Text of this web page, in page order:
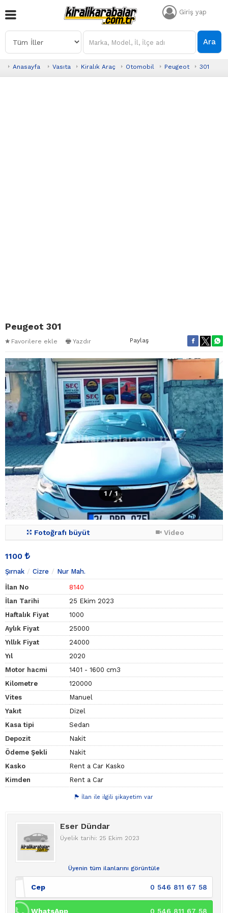
Giriş yap
Ara
Anasayfa Vasıta Kiralık Araç Otomobil Peugeot 301
Peugeot 301
Favorilere ekle Yazdır Paylaş
1 / 1
Fotoğrafı büyüt Video
1100
Şırnak Cizre Nur Mah.
İlan No
8140
İlan Tarihi
25 Ekim 2023
Haftalık Fiyat
1000
Aylık Fiyat
25000
Yıllık Fiyat
24000
Yıl
2020
Motor hacmi
1401 - 1600 cm3
Kilometre
120000
Vites
Manuel
Yakıt
Dizel
Kasa tipi
Sedan
Depozit
Nakit
Ödeme Şekli
Nakit
Kasko
Rent a Car Kasko
Kimden
Rent a Car
İlan ile ilgili şikayetim var
Eser Dündar
Üyelik tarihi: 25 Ekim 2023
Üyenin tüm ilanlarını görüntüle
Cep 0 546 811 67 58
WhatsApp 0 546 811 67 58